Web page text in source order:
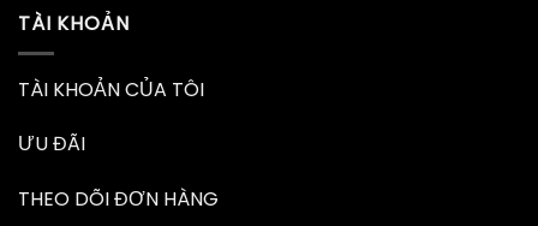
TÀI KHOẢN
TÀI KHOẢN CỦA TÔI
ƯU ĐÃI
THEO DÕI ĐƠN HÀNG